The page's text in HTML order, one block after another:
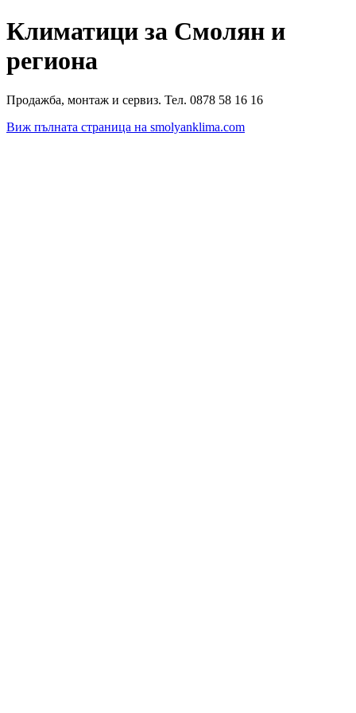
Климатици за Смолян и
региона
Продажба, монтаж и сервиз. Тел. 0878 58 16 16
Виж пълната страница на smolyanklima.com